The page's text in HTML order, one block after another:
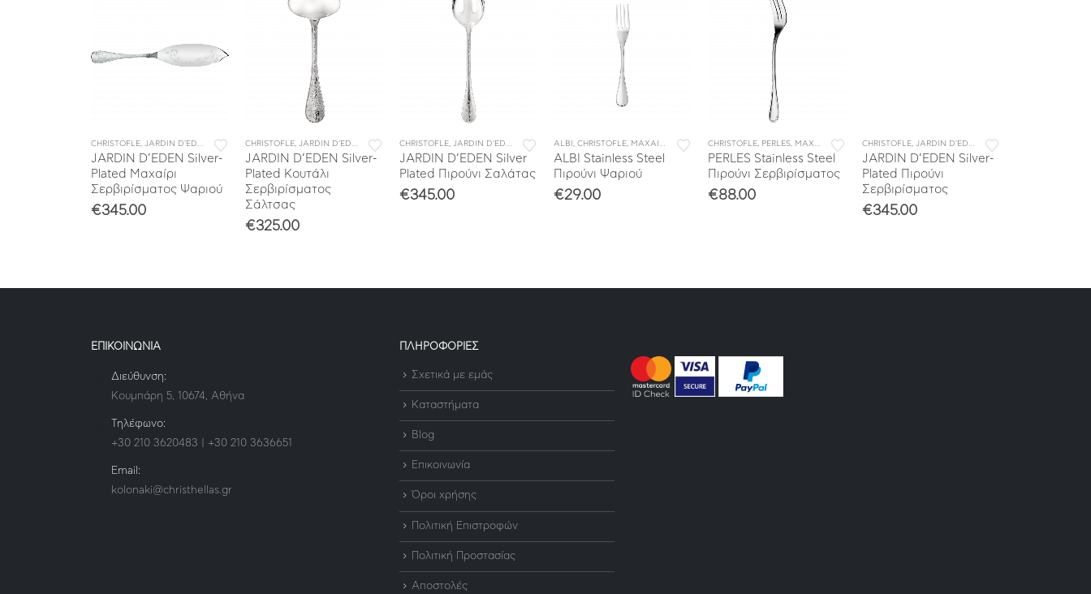
ΜΑΧΑΙΡΟΠΙΡΟΥΝΑ,ΣΥΛΛΟΓΕΣ
,ΜΕΜΟΝΩΜΕΝΑ ΜΑΧΑΙΡΟΠΙΡΟΥΝΑ ΣΥΛΛΟΓΕΣ
CHRISTOFLE, JARDIN D'EDEN ΜΑΧΑΙΡΟΠΙΡΟΥΝΑ,ΜΕΜΟΝΩΜΕΝΑ ΜΑΧΑΙΡΟΠΙΡΟΥΝΑ,ΣΥΛΛΟΓΕΣ
JARDIN D’EDEN Silver-
Plated Μαχαίρι
Σερβιρίσματος Ψαριού
€345.00
CHRISTOFLE, JARDIN D'EDEN ΜΑΧΑΙΡΟΠΙΡΟΥΝΑ,ΜΕΜΟΝΩΜΕΝΑ ΜΑΧΑΙΡΟΠΙΡΟΥΝΑ, ΣΥΛΛΟΓΕΣ
JARDIN D’EDEN Silver-
Plated Κουτάλι
Σερβιρίσματος
Σάλτσας
€325.00
CHRISTOFLE, JARDIN D'EDEN ΜΑΧΑΙΡΟΠΙΡΟΥΝΑ,ΜΕΜΟΝΩΜΕΝΑ ΜΑΧΑΙΡΟΠΙΡΟΥΝΑ,ΣΥΛΛΟΓΕΣ
JARDIN D’EDEN Silver
Plated Πιρούνι Σαλάτας
€345.00
ALBI , CHRISTOFLE, ΜΑΧΑΙΡΟΠΙΡΟΥΝΑ ,ΜΕΜΟΝΩΜΕΝΑ ΜΑΧΑΙΡΟΠΙΡΟΥΝΑ ΣΥΛΛΟΓΕΣ
ALBI Stainless Steel
Πιρούνι Ψαριού
€29.00
CHRISTOFLE, PERLES, ΜΑΧΑΙΡΟΠΙΡΟΥΝΑ ,ΜΕΜΟΝΩΜΕΝΑ ΜΑΧΑΙΡΟΠΙΡΟΥΝΑ
PERLES Stainless Steel
Πιρούνι Σερβιρίσματος
€88.00
CHRISTOFLE, JARDIN D'EDEN ΜΑΧΑΙΡΟΠΙΡΟΥΝΑ
JARDIN D’EDEN Silver-
Plated Πιρούνι
Σερβιρίσματος
€345.00
ΕΠΙΚΟΙΝΩΝΙΑ
Διεύθυνση:
Κουμπάρη 5, 10674, Αθήνα
Τηλέφωνο:
+30 210 3620483 | +30 210 3636651
Email:
kolonaki@christhellas.gr
ΠΛΗΡΟΦΟΡΙΕΣ
Σχετικά με εμάς
Καταστήματα
Blog
Επικοινωνία
Όροι χρήσης
Πολιτική Επιστροφών
Πολιτική Προστασίας
Αποστολές